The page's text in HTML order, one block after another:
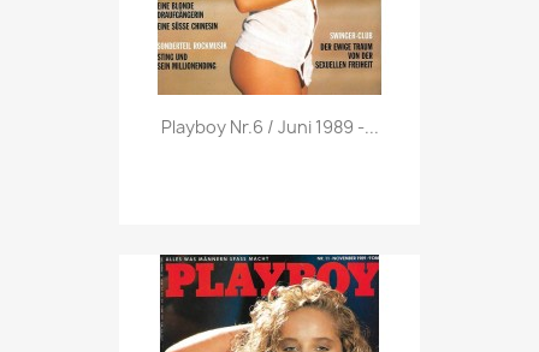
Vorschau
Playboy Nr.6 / Juni 1989 -...